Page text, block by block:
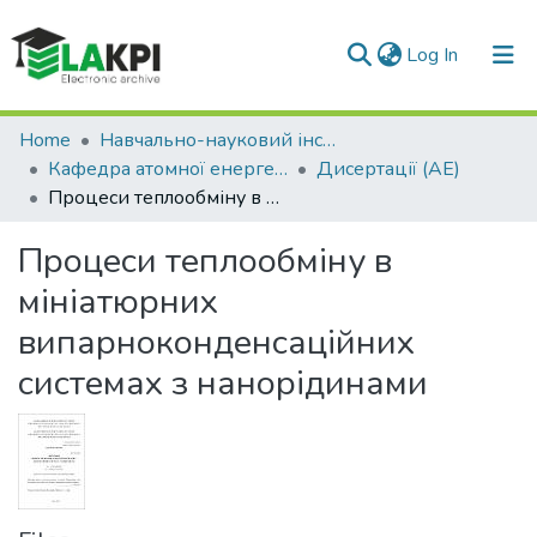
Log In (current)
Communities & Collections
All of DSpace
Home
Навчально-науковий інститут атомної та теплової енергетики (НН ІАТЕ)
Кафедра атомної енергетики (АЕ)
Дисертації (АЕ)
Процеси теплообміну в мініатюрних випарноконденсаційних системах з нанорідинами
Процеси теплообміну в
мініатюрних
випарноконденсаційних
системах з нанорідинами